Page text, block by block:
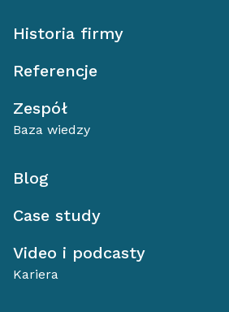
Historia firmy
Referencje
Zespół
Baza wiedzy
Blog
Case study
Video i podcasty
Kariera